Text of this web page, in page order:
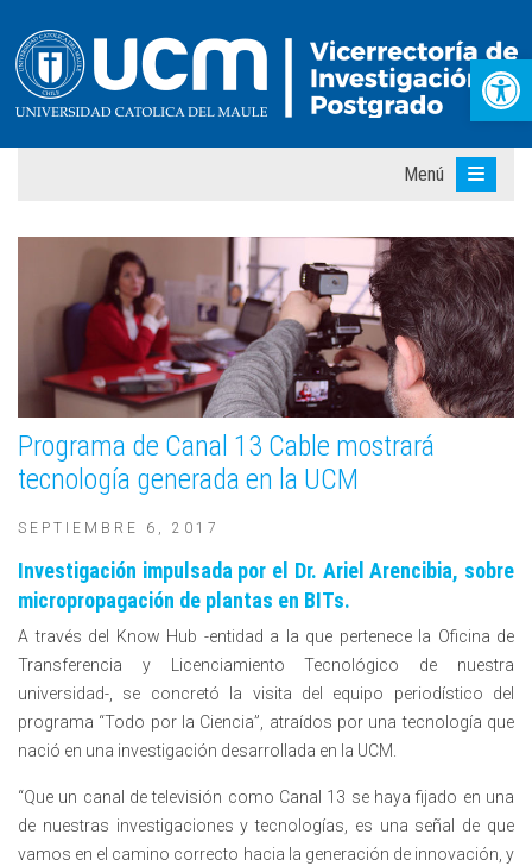
Menú
Programa de Canal 13 Cable mostrará
tecnología generada en la UCM
SEPTIEMBRE 6, 2017
Investigación impulsada por el Dr. Ariel Arencibia, sobre
micropropagación de plantas en BITs.
A través del Know Hub -entidad a la que pertenece la Oficina de
Transferencia y Licenciamiento Tecnológico de nuestra
universidad-, se concretó la visita del equipo periodístico del
programa “Todo por la Ciencia”, atraídos por una tecnología que
nació en una investigación desarrollada en la UCM.
“Que un canal de televisión como Canal 13 se haya fijado en una
de nuestras investigaciones y tecnologías, es una señal de que
vamos en el camino correcto hacia la generación de innovación, y